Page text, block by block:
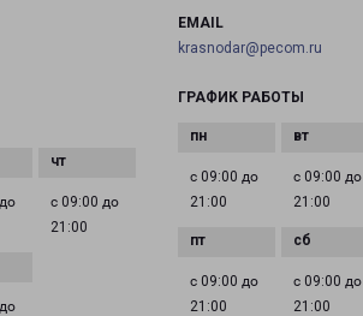
с 09:00 до
21:00
EMAIL
krasnodar@pecom.ru
ГРАФИК РАБОТЫ
с 09:00 до
21:00
с 09:00 до
21:00
с 09:00 до
21:00
с 09:00 до
21:00